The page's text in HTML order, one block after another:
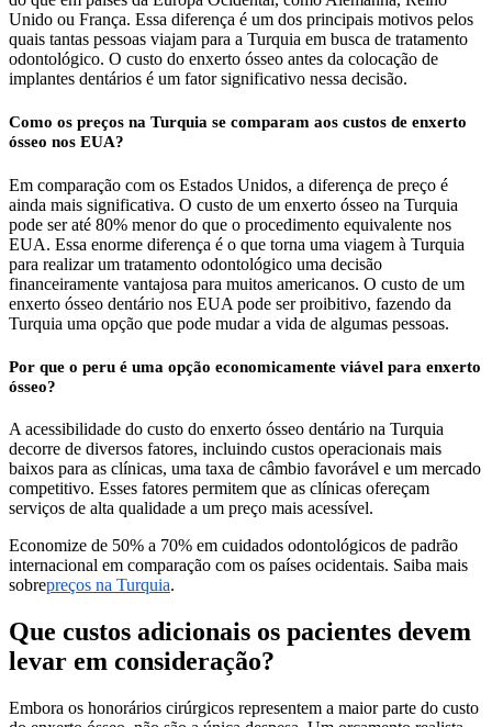
Unido ou França. Essa diferença é um dos principais motivos pelos
quais tantas pessoas viajam para a Turquia em busca de tratamento
odontológico. O custo do enxerto ósseo antes da colocação de
implantes dentários é um fator significativo nessa decisão.
Como os preços na Turquia se comparam aos custos de enxerto
ósseo nos EUA?
Em comparação com os Estados Unidos, a diferença de preço é
ainda mais significativa. O custo de um enxerto ósseo na Turquia
pode ser até 80% menor do que o procedimento equivalente nos
EUA. Essa enorme diferença é o que torna uma viagem à Turquia
para realizar um tratamento odontológico uma decisão
financeiramente vantajosa para muitos americanos. O custo de um
enxerto ósseo dentário nos EUA pode ser proibitivo, fazendo da
Turquia uma opção que pode mudar a vida de algumas pessoas.
Por que o peru é uma opção economicamente viável para enxerto
ósseo?
A acessibilidade do custo do enxerto ósseo dentário na Turquia
decorre de diversos fatores, incluindo custos operacionais mais
baixos para as clínicas, uma taxa de câmbio favorável e um mercado
competitivo. Esses fatores permitem que as clínicas ofereçam
serviços de alta qualidade a um preço mais acessível.
Economize de 50% a 70% em cuidados odontológicos de padrão
internacional em comparação com os países ocidentais. Saiba mais
sobrepreços na Turquia.
Que custos adicionais os pacientes devem
levar em consideração?
Embora os honorários cirúrgicos representem a maior parte do custo